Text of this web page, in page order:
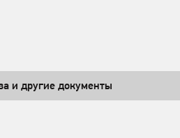
и другие документы